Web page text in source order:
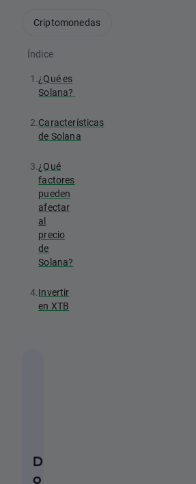
Índice
1.¿Qué es
Solana?
2.Características
de Solana
3.¿Qué
factores
pueden
afectar
al
precio
de
Solana?
4.Invertir
en XTB
D
o
Criptomonedas